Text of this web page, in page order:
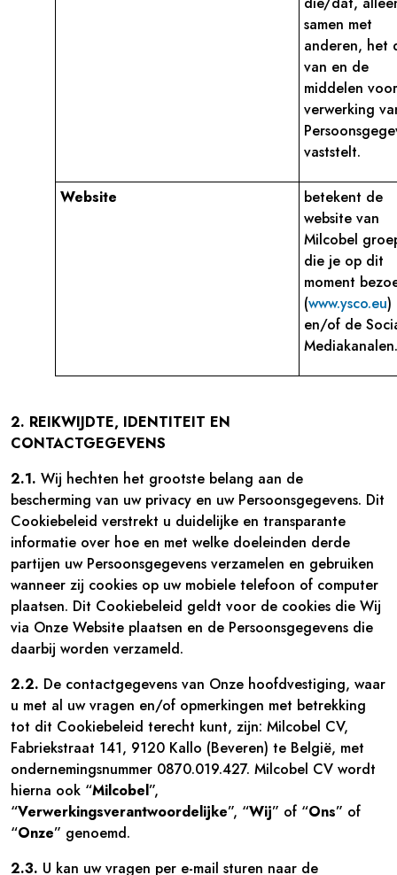
samen met
anderen, het
van en de
middelen
verwerking
vaststelt.
Website
betekent de
website van
Milcobel
die je op dit
moment
(www.ysco.eu)
en/of de
Mediakanalen.
2. REIKWIJDTE, IDENTITEIT EN
CONTACTGEGEVENS
2.1. Wij hechten het grootste belang aan de
bescherming van uw privacy en uw Persoonsgegevens. Dit
Cookiebeleid verstrekt u duidelijke en transparante
informatie over hoe en met welke doeleinden derde
partijen uw Persoonsgegevens verzamelen en gebruiken
wanneer zij cookies op uw mobiele telefoon of computer
plaatsen. Dit Cookiebeleid geldt voor de cookies die Wij
via Onze Website plaatsen en de Persoonsgegevens die
daarbij worden verzameld.
2.2. De contactgegevens van Onze hoofdvestiging, waar
u met al uw vragen en/of opmerkingen met betrekking
tot dit Cookiebeleid terecht kunt, zijn: Milcobel CV,
Fabriekstraat 141, 9120 Kallo (Beveren) te België, met
ondernemingsnummer 0870.019.427. Milcobel CV wordt
hierna ook “Milcobel”,
“Verwerkingsverantwoordelijke”, “Wij” of “Ons” of
“Onze” genoemd.
2.3. U kan uw vragen per e-mail sturen naar de